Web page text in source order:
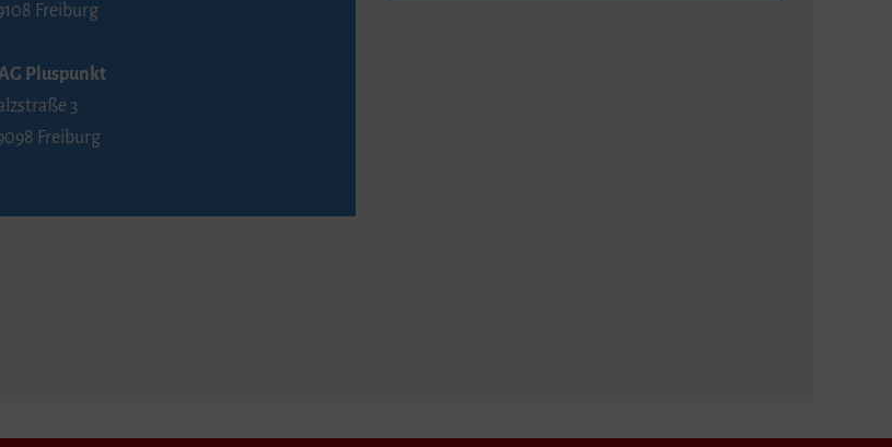
Freiburg
Pluspunkt
3
Freiburg